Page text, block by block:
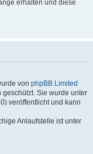
erhalten und diese
von phpBB Limited
Sie wurde unter
veröffentlicht und kann
Anlaufstelle ist unter